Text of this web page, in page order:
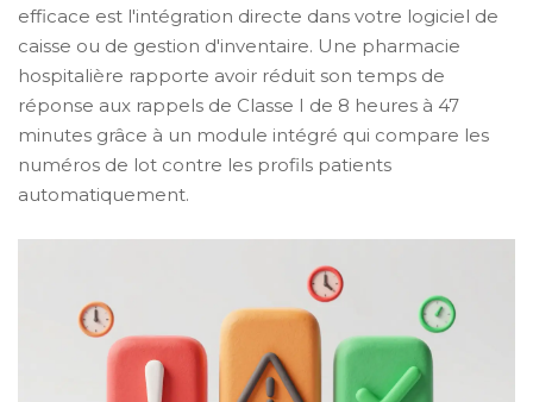
efficace est l'intégration directe dans votre logiciel de
caisse ou de gestion d'inventaire. Une pharmacie
hospitalière rapporte avoir réduit son temps de
réponse aux rappels de Classe I de 8 heures à 47
minutes grâce à un module intégré qui compare les
numéros de lot contre les profils patients
automatiquement.